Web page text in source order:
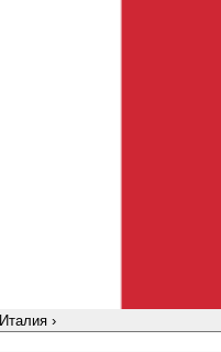
Италия ›